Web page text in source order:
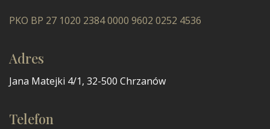
PKO BP 27 1020 2384 0000 9602 0252 4536
Adres
Jana Matejki 4/1, 32-500 Chrzanów
Telefon